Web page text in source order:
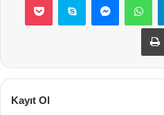
Kayıt Ol